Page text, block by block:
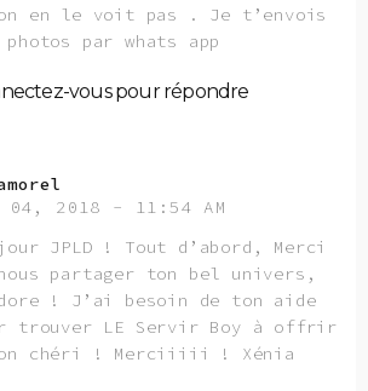
en le voit pas . Je t’envois
par whats app
vous pour répondre
04, 2018 - 11:54 AM
JPLD ! Tout d’abord, Merci
partager ton bel univers,
! J’ai besoin de ton aide
trouver LE Servir Boy à offrir
chéri ! Merciiiii ! Xénia